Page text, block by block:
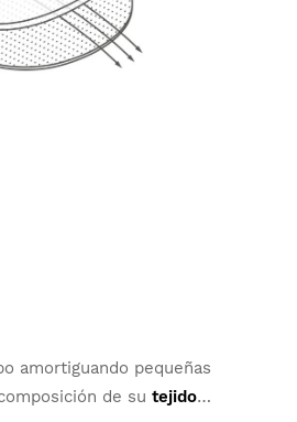
amortiguando pequeñas
de su tejido